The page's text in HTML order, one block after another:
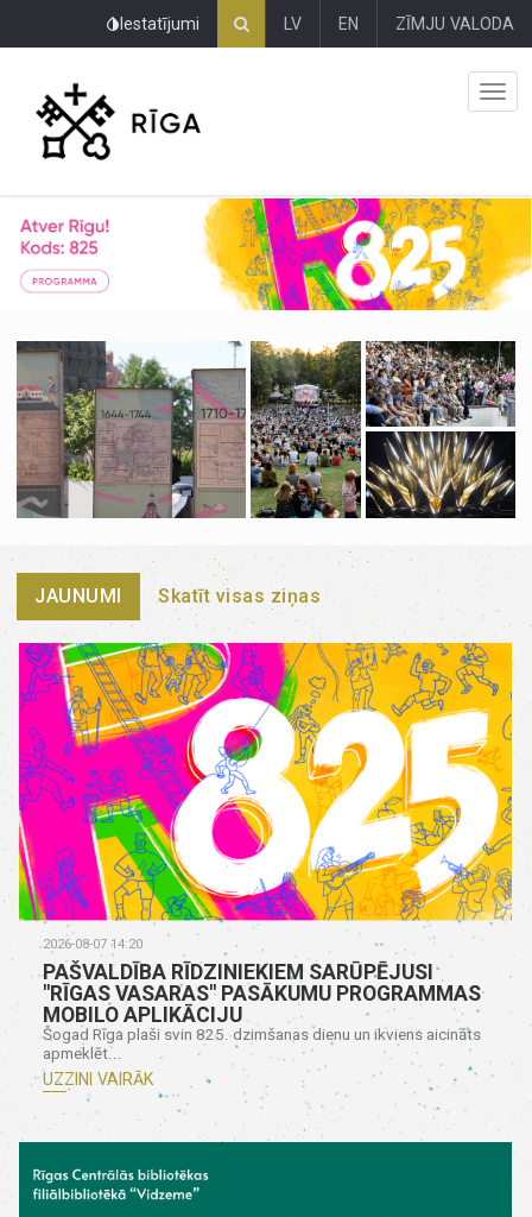
Iestatījumi LV EN ZĪMJU VALODA
JAUNUMI Skatīt visas ziņas
2026-08-07 14:20
PAŠVALDĪBA RĪDZINIEKIEM SARŪPĒJUSI
"RĪGAS VASARAS" PASĀKUMU PROGRAMMAS
MOBILO APLIKĀCIJU
Šogad Rīga plaši svin 825. dzimšanas dienu un ikviens aicināts
apmeklēt...
UZZINI VAIRĀK